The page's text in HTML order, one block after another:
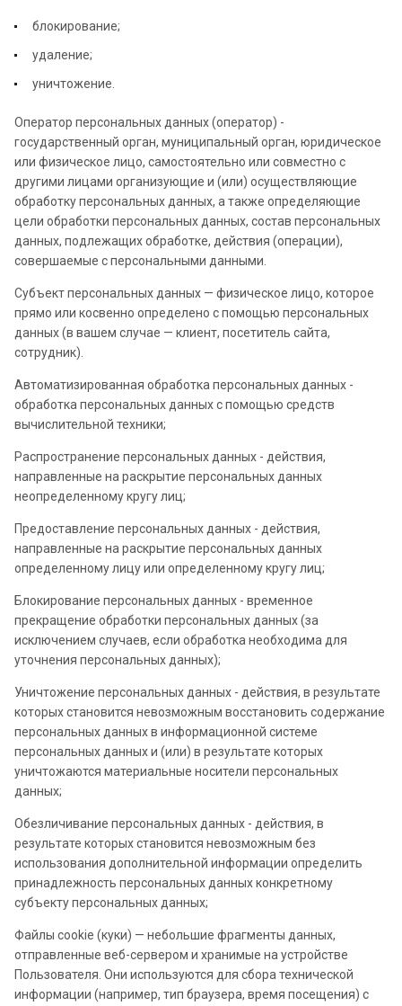
блокирование;
удаление;
уничтожение.
Оператор персональных данных (оператор) -
государственный орган, муниципальный орган, юридическое
или физическое лицо, самостоятельно или совместно с
другими лицами организующие и (или) осуществляющие
обработку персональных данных, а также определяющие
цели обработки персональных данных, состав персональных
данных, подлежащих обработке, действия (операции),
совершаемые с персональными данными.
Субъект персональных данных — физическое лицо, которое
прямо или косвенно определено с помощью персональных
данных (в вашем случае — клиент, посетитель сайта,
сотрудник).
Автоматизированная обработка персональных данных -
обработка персональных данных с помощью средств
вычислительной техники;
Распространение персональных данных - действия,
направленные на раскрытие персональных данных
неопределенному кругу лиц;
Предоставление персональных данных - действия,
направленные на раскрытие персональных данных
определенному лицу или определенному кругу лиц;
Блокирование персональных данных - временное
прекращение обработки персональных данных (за
исключением случаев, если обработка необходима для
уточнения персональных данных);
Уничтожение персональных данных - действия, в результате
которых становится невозможным восстановить содержание
персональных данных в информационной системе
персональных данных и (или) в результате которых
уничтожаются материальные носители персональных
данных;
Обезличивание персональных данных - действия, в
результате которых становится невозможным без
использования дополнительной информации определить
принадлежность персональных данных конкретному
субъекту персональных данных;
Файлы cookie (куки) — небольшие фрагменты данных,
отправленные веб-сервером и хранимые на устройстве
Пользователя. Они используются для сбора технической
информации (например, тип браузера, время посещения) с